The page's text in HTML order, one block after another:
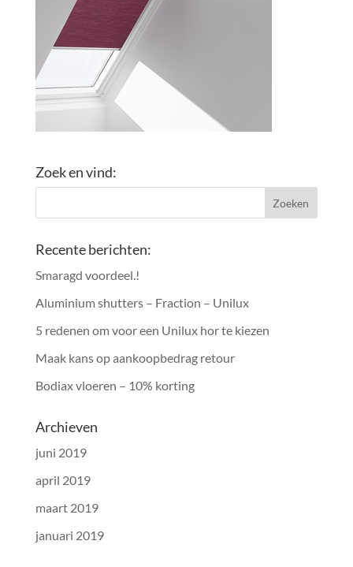
Zoek en vind:
Recente berichten:
Smaragd voordeel.!
Aluminium shutters – Fraction – Unilux
5 redenen om voor een Unilux hor te kiezen
Maak kans op aankoopbedrag retour
Bodiax vloeren – 10% korting
Archieven
juni 2019
april 2019
maart 2019
januari 2019